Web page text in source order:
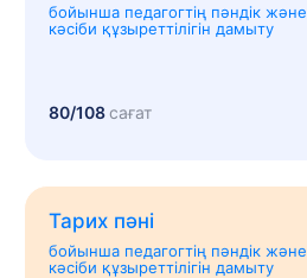
бойынша педагогтің пәндік және
кәсіби құзыреттілігін дамыту
80/108сағат
Тарих пәні
бойынша педагогтің пәндік және
кәсіби құзыреттілігін дамыту